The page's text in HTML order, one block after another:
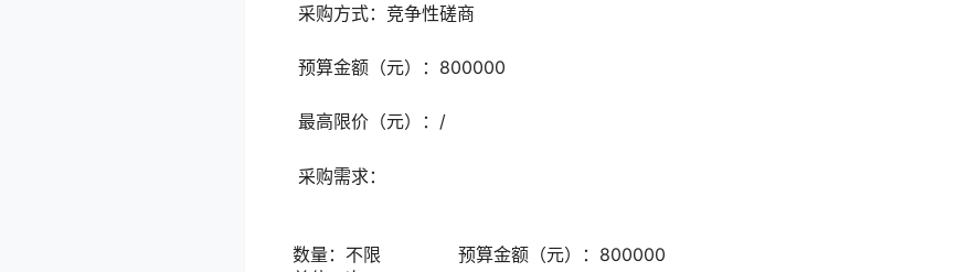
采购方式：竞争性磋商
预算金额（元）：800000
最高限价（元）：/
采购需求：
数量：不限 预算金额（元）：800000